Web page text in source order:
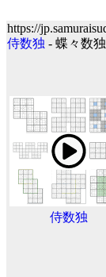
https://
侍数独 - 蝶々数
侍数独